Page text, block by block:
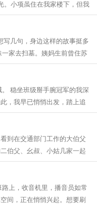
。小项虽住在我家楼下，但我
写几句，身边这样的故事挺多
家去扫墓。姨妈生前曾住苏
稳坐班级掰手腕冠军的我深
，我早已悄悄出发，踏上追
到在交通部门工作的大伯父
伯父、幺叔、小姑几家一起
上，收音机里，播音员如常
间，正在悄悄兴起。想要刷